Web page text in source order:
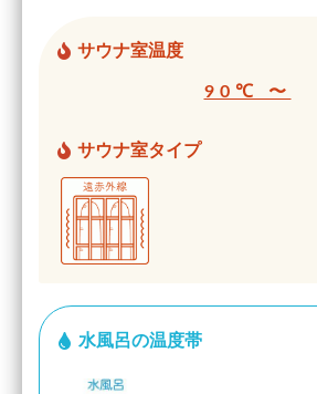
サウナ室温度
90℃ 〜
サウナ室タイプ
水風呂の温度帯